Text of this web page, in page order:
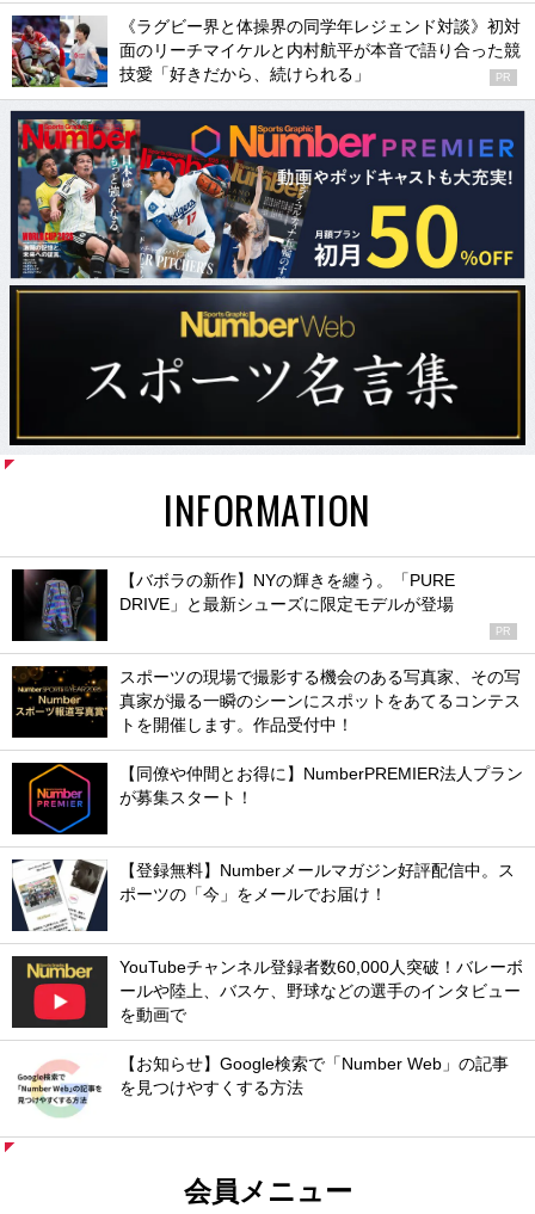
《ラグビー界と体操界の同学年レジェンド対談》初対
面のリーチマイケルと内村航平が本音で語り合った競
技愛「好きだから、続けられる」
PR
INFORMATION
【バボラの新作】NYの輝きを纏う。「PURE
DRIVE」と最新シューズに限定モデルが登場
PR
スポーツの現場で撮影する機会のある写真家、その写
真家が撮る一瞬のシーンにスポットをあてるコンテス
トを開催します。作品受付中！
【同僚や仲間とお得に】NumberPREMIER法人プラン
が募集スタート！
【登録無料】Numberメールマガジン好評配信中。ス
ポーツの「今」をメールでお届け！
YouTubeチャンネル登録者数60,000人突破！バレーボ
ールや陸上、バスケ、野球などの選手のインタビュー
を動画で
【お知らせ】Google検索で「Number Web」の記事
を見つけやすくする方法
会員メニュー